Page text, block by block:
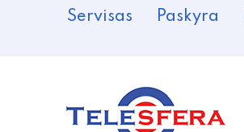
Servisas Paskyra